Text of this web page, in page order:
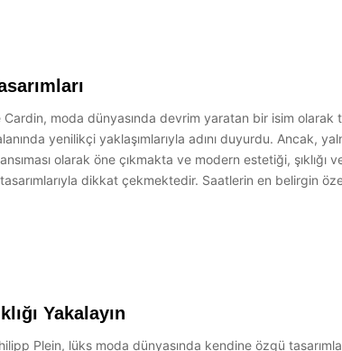
Cardin, moda dünyasında devrim yaratan bir isim
yenilikçi yaklaşımlarıyla adını duyurdu. Ancak,
olarak öne çıkmakta ve modern estetiği,
dikkat çekmektedir. Saatlerin en belirgin
Yakalayın
Plein, lüks moda dünyasında kendine özgü